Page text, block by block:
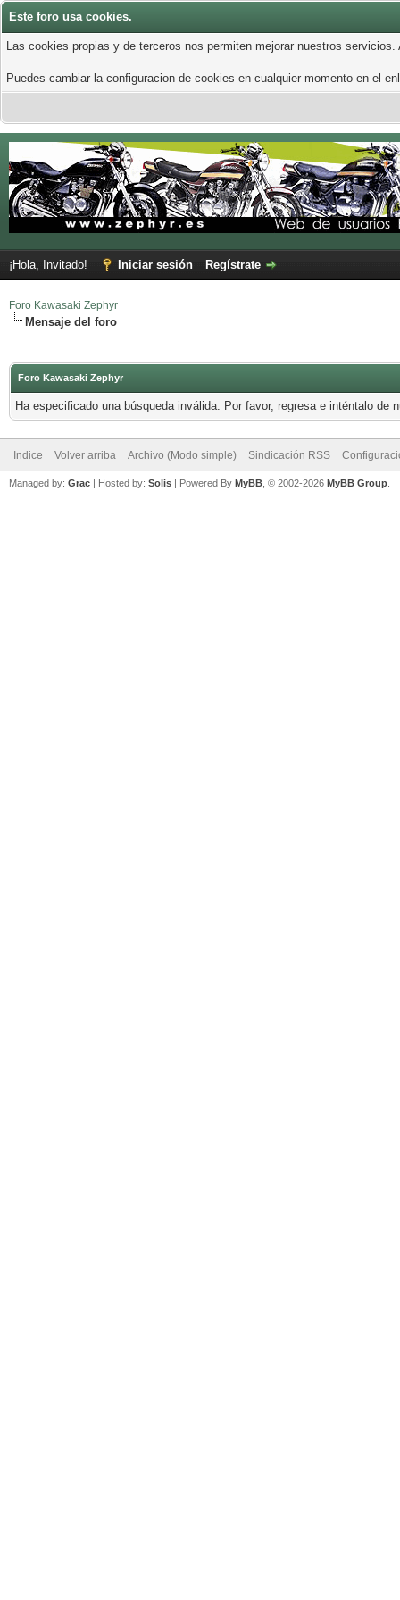
Este foro usa cookies.
Las cookies propias y de terceros nos permiten mejorar nuestros
Puedes cambiar la configuracion de cookies en cualquier momento en el
¡Hola, Invitado! Iniciar sesión Regístrate
Foro Kawasaki Zephyr
Mensaje del foro
Foro Kawasaki Zephyr
Ha especificado una búsqueda inválida. Por favor, regresa e inténtalo de
Indice Volver arriba Archivo (Modo simple) Sindicación RSS
Managed by: Grac | Hosted by: Solis | Powered By MyBB , © 2002-2026 MyBB Group